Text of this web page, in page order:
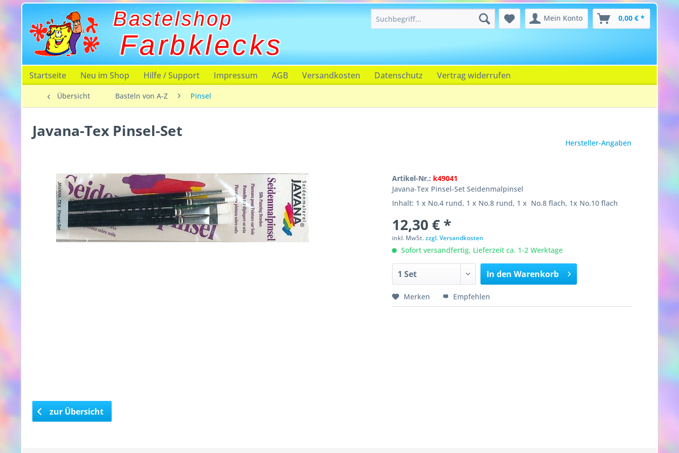
Bastelshop
Farbklecks
Mein Konto 0,00 € *
Startseite Neu im Shop Hilfe / Support Impressum AGB Versandkosten Datenschutz Vertrag widerrufen
Übersicht Basteln von A-Z Pinsel
Javana-Tex Pinsel-Set
Hersteller-Angaben
Artikel-Nr.: k49041
Javana-Tex Pinsel-Set Seidenmalpinsel
Inhalt: 1 x No.4 rund, 1 x No.8 rund, 1 x No.8 flach, 1x No.10 flach
12,30 € *
inkl. MwSt.zzgl. Versandkosten
Sofort versandfertig, Lieferzeit ca. 1-2 Werktage
In den Warenkorb
Merken Empfehlen
zur Übersicht